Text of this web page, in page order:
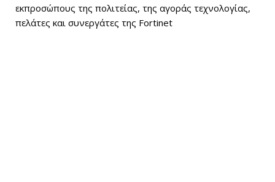
εκπροσώπους της πολιτείας, της αγοράς τεχνολογίας,
πελάτες και συνεργάτες της Fortinet